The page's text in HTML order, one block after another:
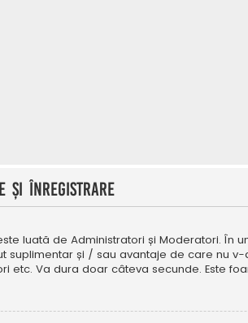
și înregistrare
luată de Administratori și Moderatori. În
suplimentar și / sau avantaje de care nu
etc. Va dura doar câteva secunde. Este